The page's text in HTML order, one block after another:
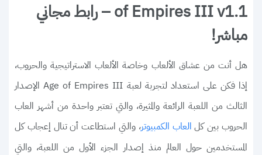
of Empires III v1.1 – رابط مجاني
مباشر!
هل أنت من عشاق الألعاب وخاصة الألعاب الاستراتيجية والحروب،
إذا فكن على استعداد لتجربة لعبة Age of Empires III الإصدار
الثالث من اللعبة الرائعة والمثيرة، والتي تعتبر واحدة من أشهر العاب
الحروب بين كل العاب الكمبيوتر، والتي استطاعت أن تنال إعجاب كل
المستخدمين حول العالم منذ إصدار الجزء الأول من اللعبة، والتي